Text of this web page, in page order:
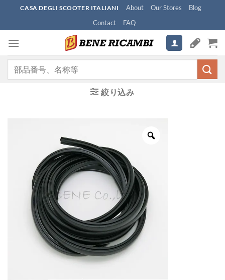
content
CASA DEGLI SCOOTER ITALIANI About Our Stores
Blog
Contact
FAQ
絞り込み